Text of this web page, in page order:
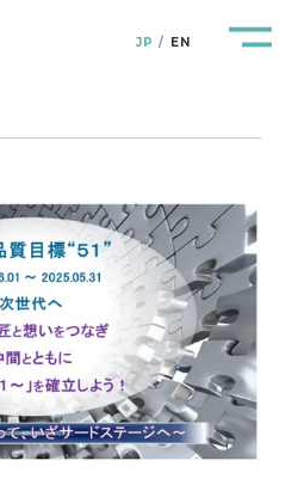
JP EN
Resilience Lab.